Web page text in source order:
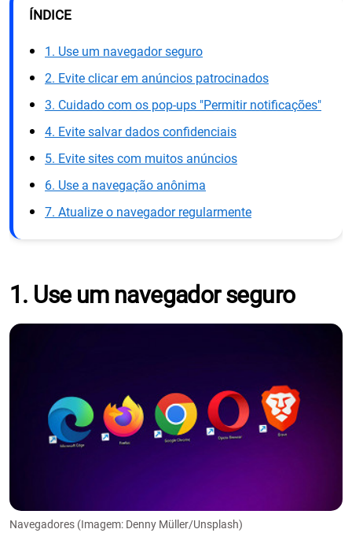
ÍNDICE
1. Use um navegador seguro
2. Evite clicar em anúncios patrocinados
3. Cuidado com os pop-ups "Permitir notificações"
4. Evite salvar dados confidenciais
5. Evite sites com muitos anúncios
6. Use a navegação anônima
7. Atualize o navegador regularmente
1. Use um navegador seguro
Navegadores (Imagem: Denny Müller/Unsplash)